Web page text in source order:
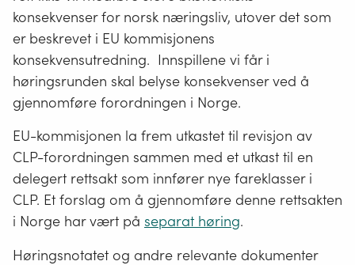
konsekvenser for norsk næringsliv, utover det som
er beskrevet i EU kommisjonens
konsekvensutredning. Innspillene vi får i
høringsrunden skal belyse konsekvenser ved å
gjennomføre forordningen i Norge.
EU-kommisjonen la frem utkastet til revisjon av
CLP-forordningen sammen med et utkast til en
delegert rettsakt som innfører nye fareklasser i
CLP. Et forslag om å gjennomføre denne rettsakten
i Norge har vært på separat høring.
Høringsnotatet og andre relevante dokumenter